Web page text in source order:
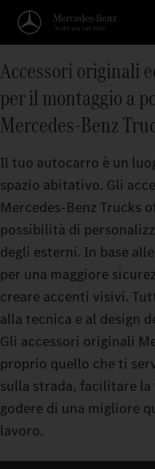
Accessori originali
per il montaggio a
Mercedes‑Benz
Il tuo autocarro è un
spazio abitativo. Gli
Mercedes‑Benz Trucks
possibilità di
degli esterni. In base
per una maggiore
creare accenti visivi.
alla tecnica e al design
Gli accessori originali
proprio quello che ti
sulla strada, facilitare
godere di una migliore
lavoro.